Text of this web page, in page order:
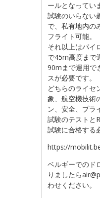
ールとなってい
試験のいらない
で、私有地内の
フライト可能。
それ以上はパイ
で45m高度まで
90mまで運用で
スが必要です。
どちらのライセ
象、航空機技術
ン、安全、プラ
試験のテストと
試験に合格する
https://
ベルギーでのド
りましたら
わせください。